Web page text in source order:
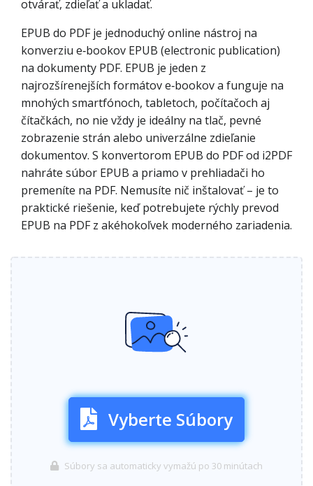
otvárať, zdieľať a ukladať.
EPUB do PDF je jednoduchý online nástroj na
konverziu e‑bookov EPUB (electronic publication)
na dokumenty PDF. EPUB je jeden z
najrozšírenejších formátov e‑bookov a funguje na
mnohých smartfónoch, tabletoch, počítačoch aj
čítačkách, no nie vždy je ideálny na tlač, pevné
zobrazenie strán alebo univerzálne zdieľanie
dokumentov. S konvertorom EPUB do PDF od i2PDF
nahráte súbor EPUB a priamo v prehliadači ho
premeníte na PDF. Nemusíte nič inštalovať – je to
praktické riešenie, keď potrebujete rýchly prevod
EPUB na PDF z akéhokoľvek moderného zariadenia.
Vyberte Súbory
Súbory sa automaticky vymažú po 30 minútach